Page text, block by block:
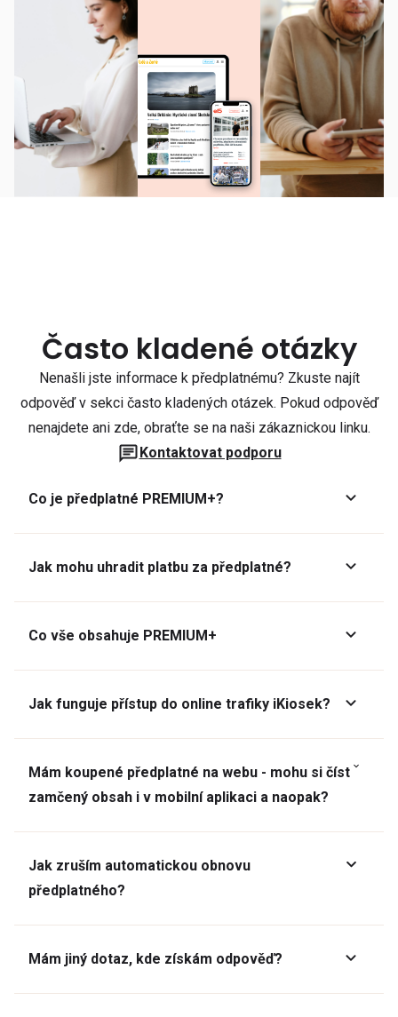
Často kladené otázky
Nenašli jste informace k předplatnému? Zkuste najít
odpověď v sekci často kladených otázek. Pokud odpověď
nenajdete ani zde, obraťte se na naši zákaznickou linku.
Kontaktovat podporu
Co je předplatné PREMIUM+?
Jak mohu uhradit platbu za předplatné?
Co vše obsahuje PREMIUM+
Jak funguje přístup do online trafiky iKiosek?
Mám koupené předplatné na webu - mohu si číst
zamčený obsah i v mobilní aplikaci a naopak?
Jak zruším automatickou obnovu
předplatného?
Mám jiný dotaz, kde získám odpověď?